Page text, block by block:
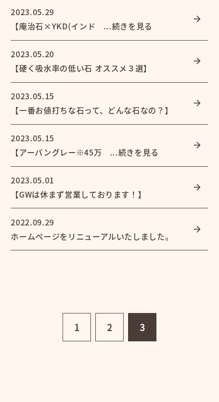
2023.05.29
【庵治石×YKD(インド ...続きを見る
arrow_forward
2023.05.20
【硬く吸水率の低い石 オススメ３選】
arrow_forward
2023.05.15
【一番お値打ちな石って、どんな石なの？】
arrow_forward
2023.05.15
【アーバングレー※45万 ...続きを見る
arrow_forward
2023.05.01
【GWは休まず営業しております！】
arrow_forward
2022.09.29
ホームページをリニューアルいたしました。
arrow_forward
1 2 3